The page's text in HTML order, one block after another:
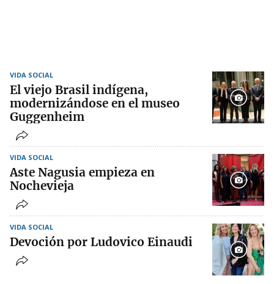
VIDA SOCIAL
El viejo Brasil indígena,
modernizándose en el museo
Guggenheim
VIDA SOCIAL
Aste Nagusia empieza en
Nochevieja
VIDA SOCIAL
Devoción por Ludovico Einaudi